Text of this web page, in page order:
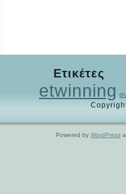
Ετικέτες
etwinning
Powered by WordPress